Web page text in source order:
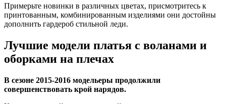
Примерьте новинки в различных цветах, присмотритесь к
принтованным, комбинированным изделиями они достойны
дополнить гардероб стильной леди.
Лучшие модели платья с воланами и
оборками на плечах
В сезоне 2015-2016 модельеры продолжили
совершенствовать крой нарядов.